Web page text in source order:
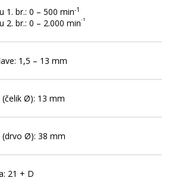
1. br.: 0 – 500 min-1
2. br.: 0 – 2.000 min-1
1,5 – 13 mm
Ø): 13 mm
(drvo Ø): 38 mm
21 + D